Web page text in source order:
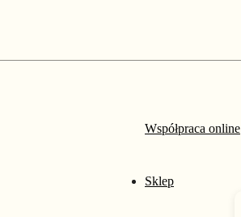
Współpraca online
Sklep